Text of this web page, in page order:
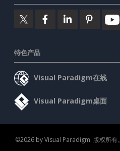
特色产品
Visual Paradigm在线
Visual Paradigm桌面
©2026 by Visual Paradigm. 版权所有。